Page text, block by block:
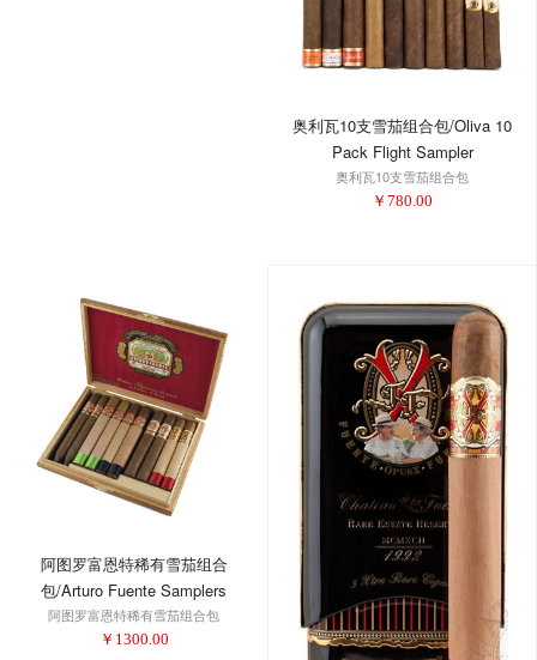
奥利瓦10支雪茄组合包/Oliva 10
Pack Flight Sampler
奥利瓦10支雪茄组合包
￥ 780.00
阿图罗富恩特稀有雪茄组合
包/Arturo Fuente Samplers
Extremely Rare Holiday
Collection 2016
阿图罗富恩特稀有雪茄组合包
￥ 1300.00